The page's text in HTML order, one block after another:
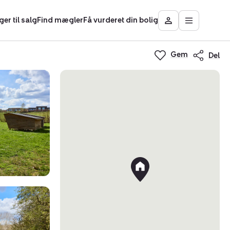
til salgFind mæglerFå vurderet din bolig
Besøg
Mit
Nybolig
Åbn
Gem Del